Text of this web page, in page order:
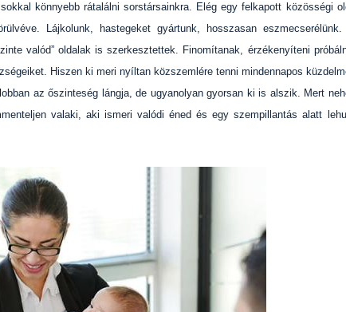
könnyebb rátalálni sorstársainkra. Elég egy felkapott közösségi
Lájkolunk, hastegeket gyártunk, hosszasan
valód” oldalak is szerkesztettek. Finomítanak, érzékenyíteni
Hiszen ki meri nyíltan közszemlére tenni mindennapos
az őszinteség lángja, de ugyanolyan gyorsan ki is alszik. Mert
valaki, aki ismeri valódi éned és egy szempillantás alatt